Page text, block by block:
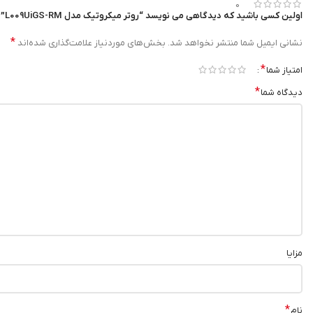
مدیریت آسان
لایسنس سطح 5 و نرم‌افزار RouterOS امکان مدیریت و پیکربندی گسترده را فراهم می‌آورند.
در مقایسه با سایر روترهای با امکانات مشابه، قیمت مناسبی دارد.
0
اولین کسی باشید که دیدگاهی می نویسد “روتر میکروتیک مدل L009UiGS-RM”
نشانی ایمیل شما منتشر نخواهد شد. بخش‌های موردنیاز علامت‌گذاری شده‌اند *
امتیاز شما*
دیدگاه شما*
مزایا
نام*